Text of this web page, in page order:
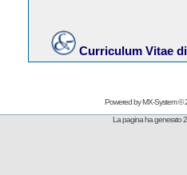
Curriculum Vitae
Powered byMX-System©
La pagina ha generato